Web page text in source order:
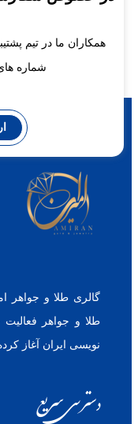
همکاران ما در تیم
شماره
طلا و جواهر
نویسی ایران آغاز
دسترسی سریع